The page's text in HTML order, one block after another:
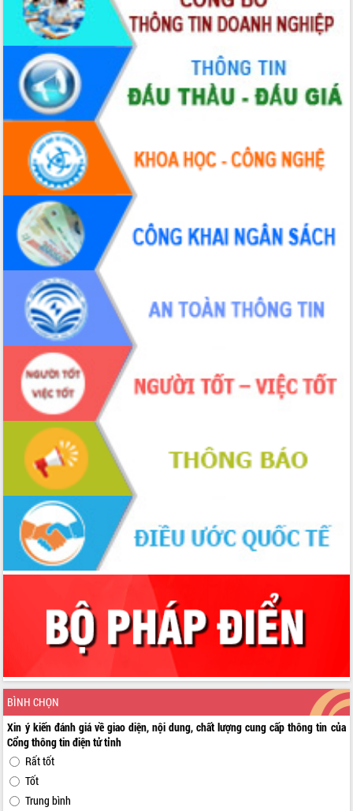
BÌNH CHỌN
Xin ý kiến đánh giá về giao diện, nội dung, chất lượng cung cấp thông tin của
Cổng thông tin điện tử tỉnh
Rất tốt
Tốt
Trung bình